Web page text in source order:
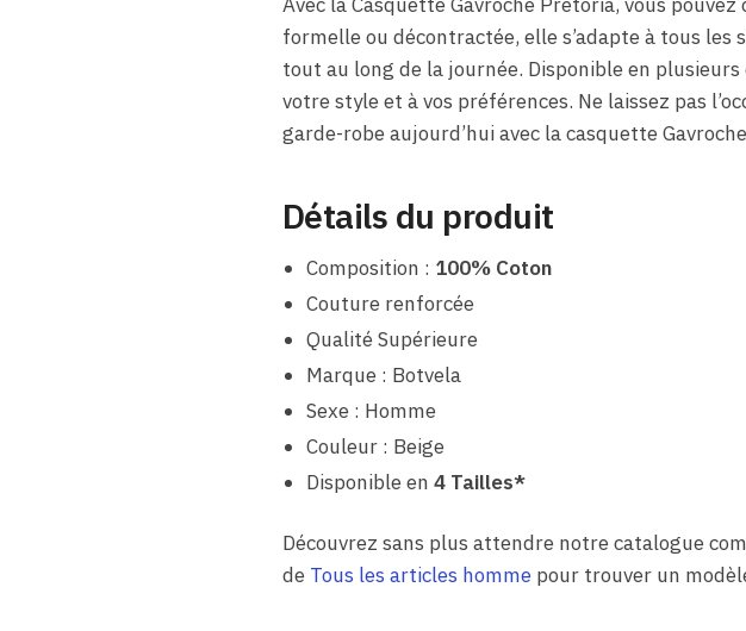
formelle ou décontractée, elle s’adapte à tous
tout au long de la journée. Disponible en
votre style et à vos préférences. Ne laissez pas
garde-robe aujourd’hui avec la casquette
Détails du produit
Composition : 100% Coton
Couture renforcée
Qualité Supérieure
Marque : Botvela
Sexe : Homme
Couleur : Beige
Disponible en 4 Tailles*
Découvrez sans plus attendre notre catalogue
de Tous les articles hommepour trouver un